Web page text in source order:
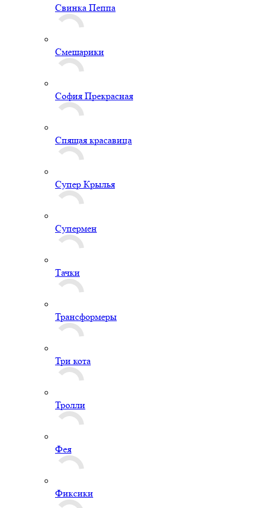
Свинка Пеппа
Смешарики
София Прекрасная
Спящая красавица
Супер Крылья
Супермен
Тачки
Трансформеры
Три кота
Тролли
Фея
Фиксики